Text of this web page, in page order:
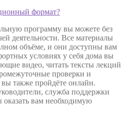
формат?
программу вы можете без
деятельности. Все материалы
объёме, и они доступны вам
условиях у себя дома вы
видео, читать тексты лекций
проверки и
также пройдёте онлайн.
служба поддержки
оказать вам необходимую